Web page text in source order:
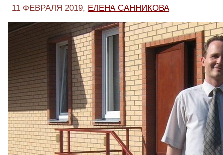
11 ФЕВРАЛЯ 2019, ЕЛЕНА САННИКОВА